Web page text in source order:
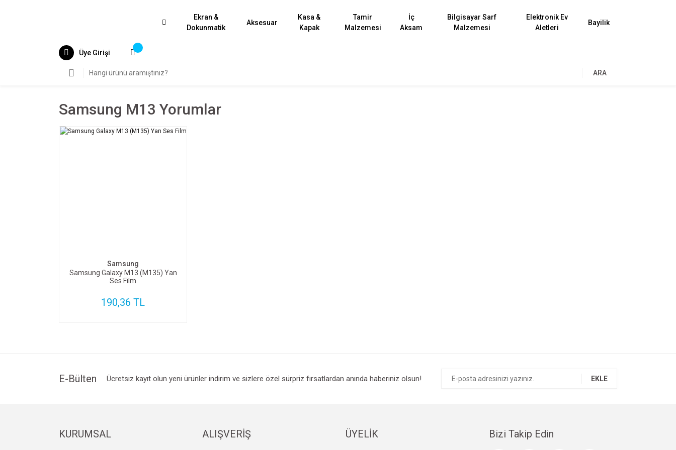
Ekran &
Dokunmatik
Aksesuar
Kasa &
Kapak
Tamir
Malzemesi
İç
Aksam
Bilgisayar Sarf
Malzemesi
Elektronik Ev
Aletleri
Bayilik
Üye Girişi
ARA
Samsung M13 Yorumlar
Samsung
Samsung Galaxy M13 (M135) Yan
Ses Film
190,36 TL
E-Bülten Ücretsiz kayıt olun yeni ürünler indirim ve sizlere özel sürpriz fırsatlardan anında haberiniz olsun! EKLE
KURUMSAL ALIŞVERİŞ ÜYELİK Bizi Takip Edin